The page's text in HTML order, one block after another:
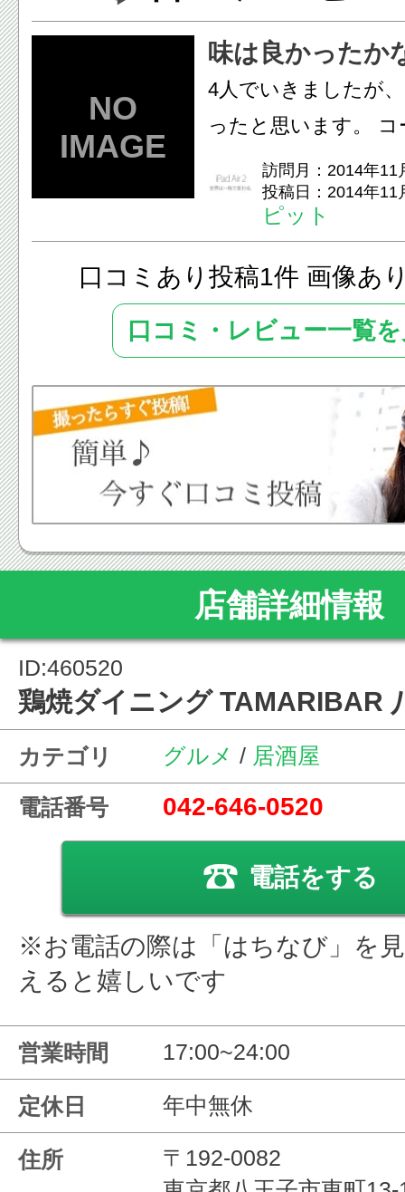
味は良かったか
4人でいきましたが
ったと思います。
ましたが、焼きナ
美味でした。 ...
訪問月：2014年11
投稿日：2014年11
ピット
口コミあり投稿1件 画像あ
口コミ・レビュー一覧
店舗詳細情報
ID:460520
鶏焼ダイニング TAMARIBAR
カテゴリ グルメ / 居酒屋
電話番号 042-646-0520
電話をする
※お電話の際は「はちなび」を
えると嬉しいです
営業時間 17:00~24:00
定休日 年中無休
住所
〒192-0082